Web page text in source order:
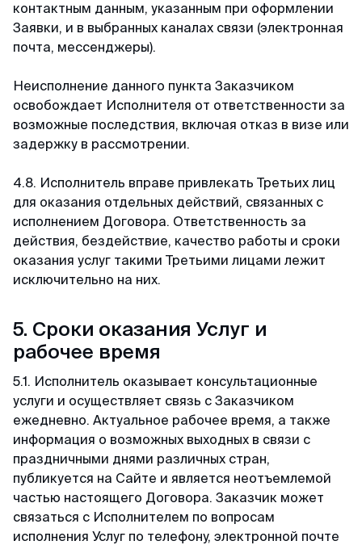
контактным данным, указанным при оформлении
Заявки, и в выбранных каналах связи (электронная
почта, мессенджеры).
Неисполнение данного пункта Заказчиком
освобождает Исполнителя от ответственности за
возможные последствия, включая отказ в визе или
задержку в рассмотрении.
4.8. Исполнитель вправе привлекать Третьих лиц
для оказания отдельных действий, связанных с
исполнением Договора. Ответственность за
действия, бездействие, качество работы и сроки
оказания услуг такими Третьими лицами лежит
исключительно на них.
5. Сроки оказания Услуг и
рабочее время
5.1. Исполнитель оказывает консультационные
услуги и осуществляет связь с Заказчиком
ежедневно. Актуальное рабочее время, а также
информация о возможных выходных в связи с
праздничными днями различных стран,
публикуется на Сайте и является неотъемлемой
частью настоящего Договора. Заказчик может
связаться с Исполнителем по вопросам
исполнения Услуг по телефону, электронной почте